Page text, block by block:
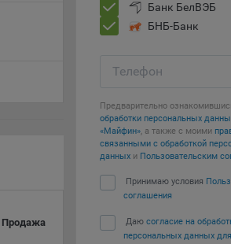
Продажа
Банк БелВЭБ
БНБ-Банк
Телефон
Предварительно
обработки персональных
«Майфин», а также с моими
связанными с обработкой
данных и Пользовательским
Принимаю условия
соглашения
Даю согласие на
персональных данных